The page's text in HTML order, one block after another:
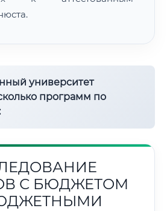
университет
программ по
С БЮДЖЕТОМ